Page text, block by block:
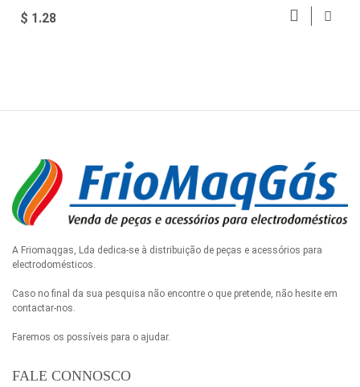
$ 1.28
A Friomaqgas, Lda dedica-se à distribuição de peças e acessórios para
electrodomésticos.
Caso no final da sua pesquisa não encontre o que pretende, não hesite em
contactar-nos.
Faremos os possíveis para o ajudar.
FALE CONNOSCO